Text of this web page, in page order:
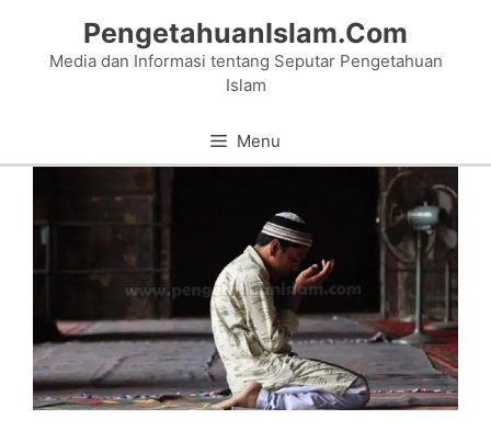
content
PengetahuanIslam.Com
Media dan Informasi tentang Seputar Pengetahuan
Islam
Menu